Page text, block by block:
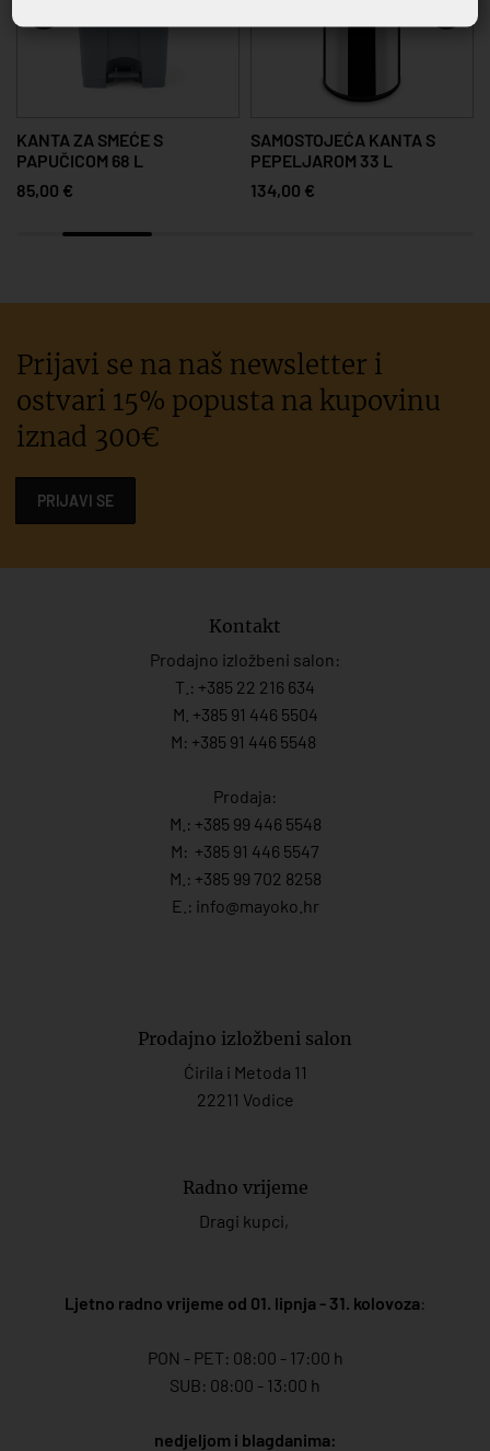
KANTA ZA SMEĆE S
PAPUČICOM 68 L
85,00 €
SAMOSTOJEĆA KANTA S
PEPELJAROM 33 L
134,00 €
Prijavi se na naš newsletter i
ostvari 15% popusta na kupovinu
iznad 300€
PRIJAVI SE
Kontakt
Prodajno izložbeni salon:
T.: +385 22 216 634
M. +385 91 446 5504
M: +385 91 446 5548
Prodaja:
M.: +385 99 446 5548
M: +385 91 446 5547
M.: +385 99 702 8258
E.: info@mayoko. hr
Prodajno izložbeni salon
Ćirila i Metoda 11
22211 Vodice
Radno vrijeme
Dragi kupci,
Ljetno radno vrijeme od 01. lipnja - 31. kolovoza:
PON - PET: 08:00 - 17:00 h
SUB: 08:00 - 13:00 h
nedjeljom i blagdanima: